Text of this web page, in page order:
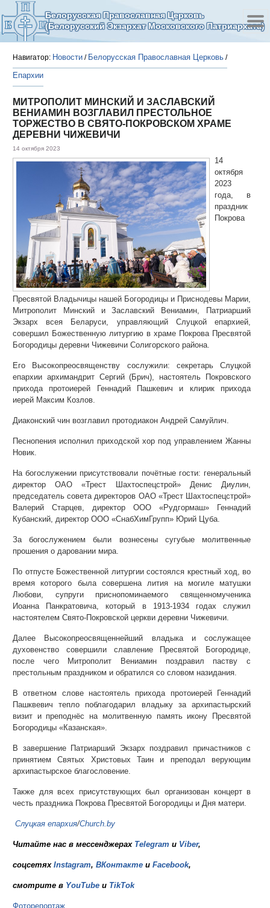
Белорусская Православная Церковь
(Белорусский Экзархат Московского Патриархата)
Навигатор: Новости / Белорусская Православная Церковь /
Епархии
МИТРОПОЛИТ МИНСКИЙ И ЗАСЛАВСКИЙ
ВЕНИАМИН ВОЗГЛАВИЛ ПРЕСТОЛЬНОЕ
ТОРЖЕСТВО В СВЯТО-ПОКРОВСКОМ ХРАМЕ
ДЕРЕВНИ ЧИЖЕВИЧИ
14 октября 2023
14
октября
2023
года, в
праздник
Покрова
Пресвятой Владычицы нашей Богородицы и Приснодевы Марии,
Митрополит Минский и Заславский Вениамин, Патриарший
Экзарх всея Беларуси, управляющий Слуцкой епархией,
совершил Божественную литургию в храме Покрова Пресвятой
Богородицы деревни Чижевичи Солигорского района.
Его Высокопреосвященству сослужили: секретарь Слуцкой
епархии архимандрит Сергий (Брич), настоятель Покровского
прихода протоиерей Геннадий Пашкевич и клирик прихода
иерей Максим Козлов.
Диаконский чин возглавил протодиакон Андрей Самуйлич.
Песнопения исполнил приходской хор под управлением Жанны
Новик.
На богослужении присутствовали почётные гости: генеральный
директор ОАО «Трест Шахтоспецстрой» Денис Диулин,
председатель совета директоров ОАО «Трест Шахтоспецстрой»
Валерий Старцев, директор ООО «Рудгормаш» Геннадий
Кубанский, директор ООО «СнабХимГрупп» Юрий Цуба.
За богослужением были вознесены сугубые молитвенные
прошения о даровании мира.
По отпусте Божественной литургии состоялся крестный ход, во
время которого была совершена лития на могиле матушки
Любови, супруги приснопоминаемого священномученика
Иоанна Панкратовича, который в 1913-1934 годах служил
настоятелем Свято-Покровской церкви деревни Чижевичи.
Далее Высокопреосвященнейший владыка и сослужащее
духовенство совершили славление Пресвятой Богородице,
после чего Митрополит Вениамин поздравил паству с
престольным праздником и обратился со словом назидания.
В ответном слове настоятель прихода протоиерей Геннадий
Пашквевич тепло поблагодарил владыку за архипастырский
визит и преподнёс на молитвенную память икону Пресвятой
Богородицы «Казанская».
В завершение Патриарший Экзарх поздравил причастников с
принятием Святых Христовых Таин и преподал верующим
архипастырское благословение.
Также для всех присутствующих был организован концерт в
честь праздника Покрова Пресвятой Богородицы и Дня матери.
Слуцкая епархия/Church.by
Читайте нас в мессенджерах Telegram и Viber,
соцсетях Instagram, ВКонтакте и Facebook,
смотрите в YouTube и TikTok
Фоторепортаж